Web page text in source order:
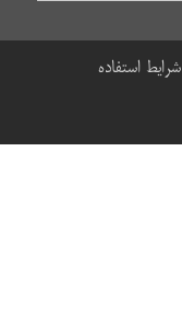
شرایط استفاده